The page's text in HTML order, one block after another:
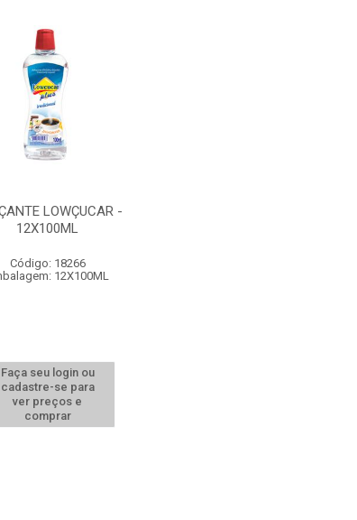
LOWÇUCAR -
12X100ML
Código: 18266
12X100ML
Faça seu login ou
cadastre-se para
ver preços e
comprar